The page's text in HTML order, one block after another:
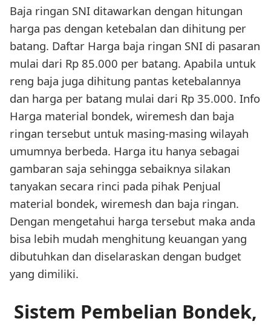
Baja ringan SNI ditawarkan dengan hitungan
harga pas dengan ketebalan dan dihitung per
batang. Daftar Harga baja ringan SNI di pasaran
mulai dari Rp 85.000 per batang. Apabila untuk
reng baja juga dihitung pantas ketebalannya
dan harga per batang mulai dari Rp 35.000. Info
Harga material bondek, wiremesh dan baja
ringan tersebut untuk masing-masing wilayah
umumnya berbeda. Harga itu hanya sebagai
gambaran saja sehingga sebaiknya silakan
tanyakan secara rinci pada pihak Penjual
material bondek, wiremesh dan baja ringan.
Dengan mengetahui harga tersebut maka anda
bisa lebih mudah menghitung keuangan yang
dibutuhkan dan diselaraskan dengan budget
yang dimiliki.
Sistem Pembelian Bondek,